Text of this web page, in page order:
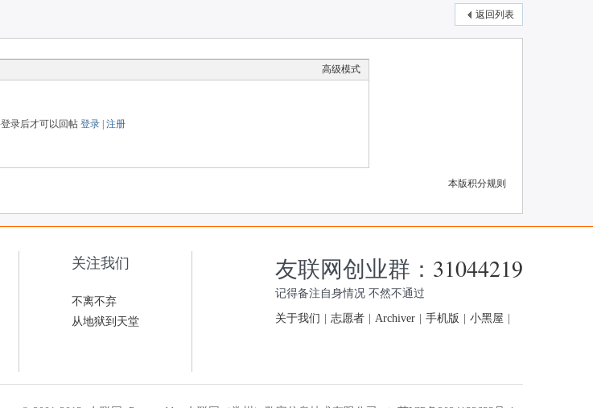
返回列表
高级模式
录后才可以回帖 登录 注册
本版积分规则
关注我们
不离不弃
从地狱到天堂
友联网创业群： 31044219
记得备注自身情况 不然不通过
关于我们 志愿者 Archiver 手机版 小黑屋